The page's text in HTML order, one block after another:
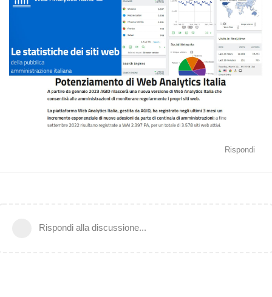
Rispondi
Rispondi alla discussione...